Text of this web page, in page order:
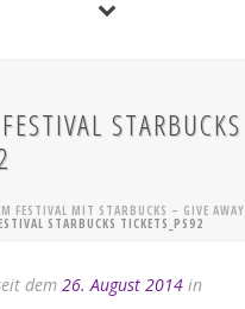
STARBUCKS
FESTIVAL MIT STARBUCKS – GIVE AWAY
STARBUCKS TICKETS_PS92
dem 26. August 2014 in